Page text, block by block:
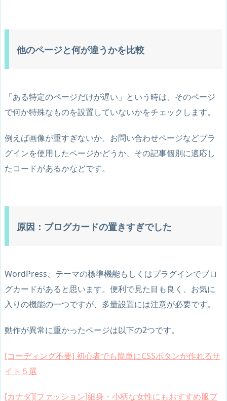
他のページと何が違うかを比較
「ある特定のページだけが遅い」という時は、そのページ
で何か特殊なものを設置していないかをチェックします。
例えば画像が重すぎないか、お問い合わせページなどプラ
グインを使用したページかどうか、その記事個別に適応し
たコードがあるかなどです。
原因：ブログカードの置きすぎでした
WordPress、テーマの標準機能もしくはプラグインでブロ
グカードがあると思います。便利で見た目も良く、お気に
入りの機能の一つですが、多量設置には注意が必要です。
動作が異常に重かったページは以下の2つです。
[コーディング不要] 初心者でも簡単にCSSボタンが作れるサ
イト５選
[カナダ][ファッション]細身・小柄な女性にもおすすめ服ブ